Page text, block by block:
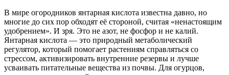
В мире огородников янтарная кислота известна давно, но
многие до сих пор обходят её стороной, считая «ненастоящим
удобрением». И зря. Это не азот, не фосфор и не калий.
Янтарная кислота — это природный метаболический
регулятор, который помогает растениям справляться со
стрессом, активизировать внутренние резервы и лучше
усваивать питательные вещества из почвы. Для огурцов,